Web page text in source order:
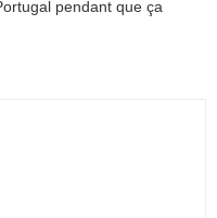
pendant que ça